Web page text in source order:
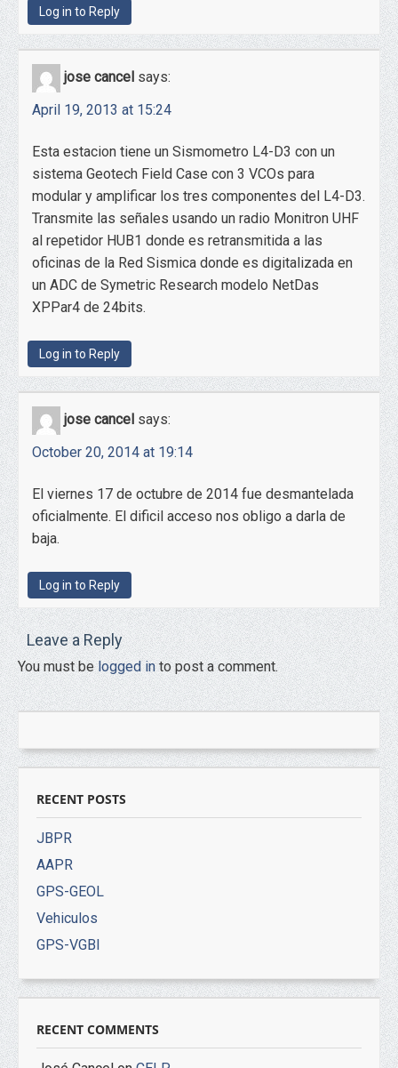
Log in to Reply
jose cancel says:
April 19, 2013 at 15:24
Esta estacion tiene un Sismometro L4-D3 con un
sistema Geotech Field Case con 3 VCOs para
modular y amplificar los tres componentes del L4-D3.
Transmite las señales usando un radio Monitron UHF
al repetidor HUB1 donde es retransmitida a las
oficinas de la Red Sismica donde es digitalizada en
un ADC de Symetric Research modelo NetDas
XPPar4 de 24bits.
Log in to Reply
jose cancel says:
October 20, 2014 at 19:14
El viernes 17 de octubre de 2014 fue desmantelada
oficialmente. El dificil acceso nos obligo a darla de
baja.
Log in to Reply
Leave a Reply
You must belogged into post a comment.
RECENT POSTS
JBPR
AAPR
GPS-GEOL
Vehiculos
GPS-VGBI
RECENT COMMENTS